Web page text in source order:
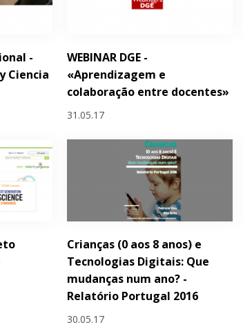
-
Ciencia
WEBINAR DGE -
«Aprendizagem e
colaboração entre docentes»
31.05.17
Crianças (0 aos 8 anos) e
Tecnologias Digitais: Que
mudanças num ano? -
Relatório Portugal 2016
30.05.17